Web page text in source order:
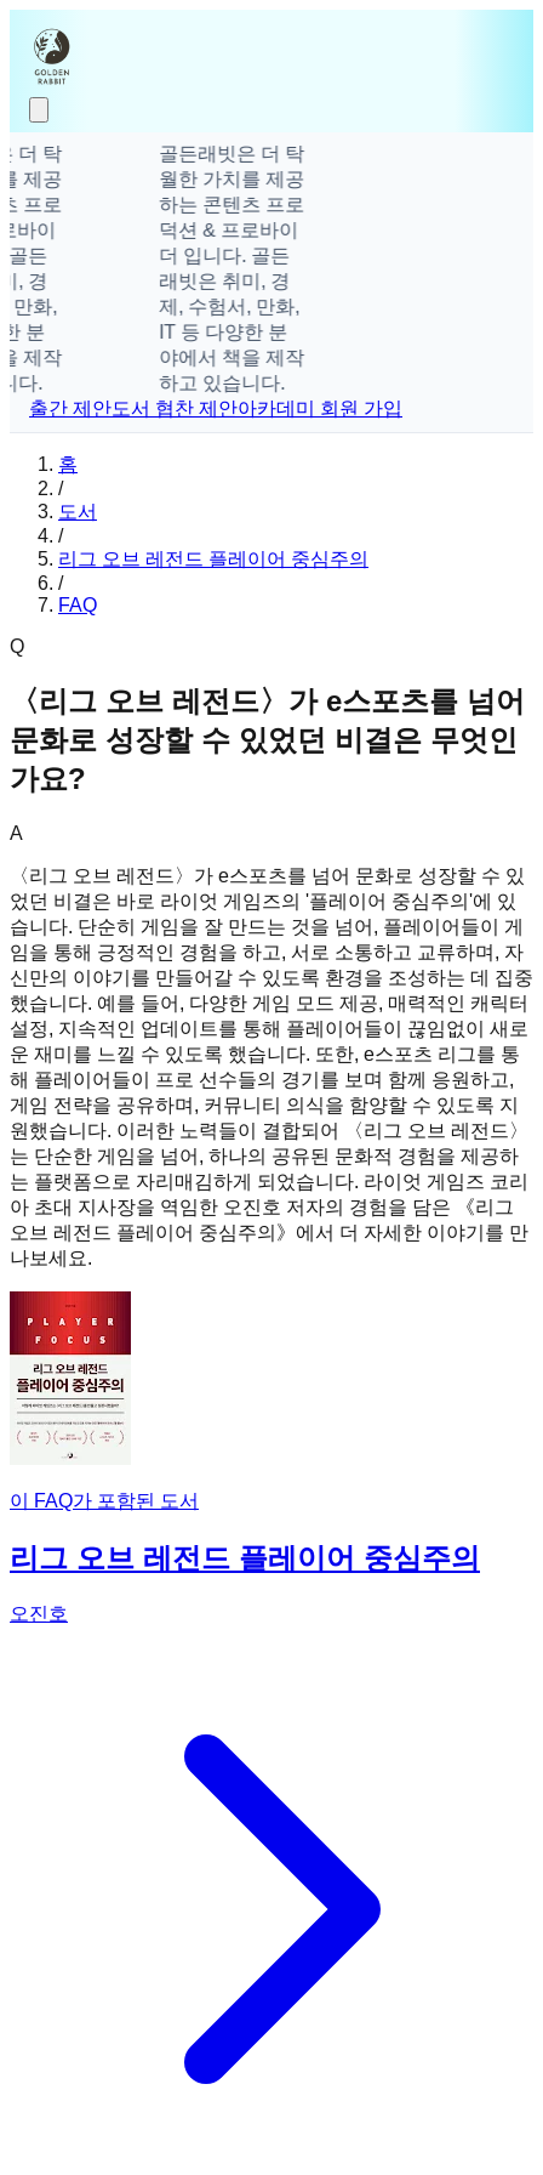
더 탁
제공
프로
바이
든
, 경
만화,
분
제작
다.
골든래빗은 더 탁
월한 가치를 제공
하는 콘텐츠 프로
덕션 & 프로바이
더 입니다. 골든
래빗은 취미, 경
제, 수험서, 만화,
IT 등 다양한 분
야에서 책을 제작
하고 있습니다.
출간 제안도서 협찬 제안아카데미 회원 가입
홈
/
도서
/
리그 오브 레전드 플레이어 중심주의
/
FAQ
Q
〈리그 오브 레전드〉가 e스포츠를 넘어
문화로 성장할 수 있었던 비결은 무엇인
가요?
A
〈리그 오브 레전드〉가 e스포츠를 넘어 문화로 성장할 수 있
었던 비결은 바로 라이엇 게임즈의 '플레이어 중심주의'에 있
습니다. 단순히 게임을 잘 만드는 것을 넘어, 플레이어들이 게
임을 통해 긍정적인 경험을 하고, 서로 소통하고 교류하며, 자
신만의 이야기를 만들어갈 수 있도록 환경을 조성하는 데 집중
했습니다. 예를 들어, 다양한 게임 모드 제공, 매력적인 캐릭터
설정, 지속적인 업데이트를 통해 플레이어들이 끊임없이 새로
운 재미를 느낄 수 있도록 했습니다. 또한, e스포츠 리그를 통
해 플레이어들이 프로 선수들의 경기를 보며 함께 응원하고,
게임 전략을 공유하며, 커뮤니티 의식을 함양할 수 있도록 지
원했습니다. 이러한 노력들이 결합되어 〈리그 오브 레전드〉
는 단순한 게임을 넘어, 하나의 공유된 문화적 경험을 제공하
는 플랫폼으로 자리매김하게 되었습니다. 라이엇 게임즈 코리
아 초대 지사장을 역임한 오진호 저자의 경험을 담은 《리그
오브 레전드 플레이어 중심주의》에서 더 자세한 이야기를 만
나보세요.
이 FAQ가 포함된 도서
리그 오브 레전드 플레이어 중심주의
오진호